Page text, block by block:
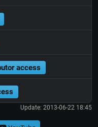
access
Update: 2013-06-22 18:45